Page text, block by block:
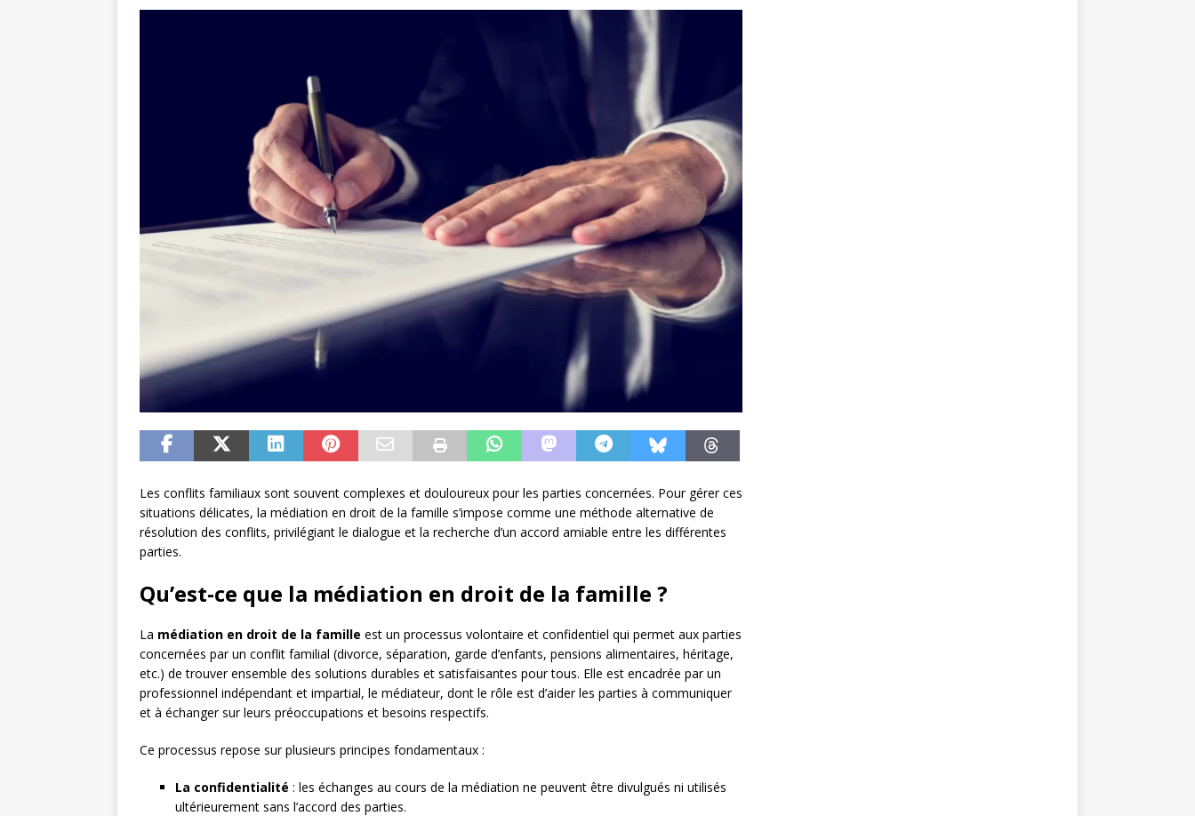
Les conflits familiaux sont souvent complexes et douloureux pour les parties concernées. Pour gérer ces
situations délicates, la médiation en droit de la famille s’impose comme une méthode alternative de
résolution des conflits, privilégiant le dialogue et la recherche d’un accord amiable entre les différentes
parties.
Qu’est-ce que la médiation en droit de la famille ?
La médiation en droit de la famille est un processus volontaire et confidentiel qui permet aux parties
concernées par un conflit familial (divorce, séparation, garde d’enfants, pensions alimentaires, héritage,
etc.) de trouver ensemble des solutions durables et satisfaisantes pour tous. Elle est encadrée par un
professionnel indépendant et impartial, le médiateur, dont le rôle est d’aider les parties à communiquer
et à échanger sur leurs préoccupations et besoins respectifs.
Ce processus repose sur plusieurs principes fondamentaux :
La confidentialité : les échanges au cours de la médiation ne peuvent être divulgués ni utilisés
ultérieurement sans l’accord des parties.